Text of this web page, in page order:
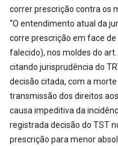
correr prescrição contra os
“O entendimento atual da
corre prescrição em face
falecido), nos moldes do art.
citando jurisprudência do
decisão citada, com a
transmissão dos direitos
causa impeditiva da
registrada decisão do TST
prescrição para menor